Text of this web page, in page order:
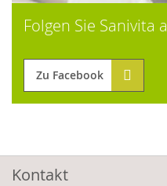
Folgen Sie Sanivita
Zu Facebook
Kontakt